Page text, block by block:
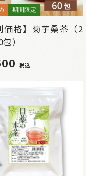
期間限定
価格】菊芋桑茶（2
）
税込